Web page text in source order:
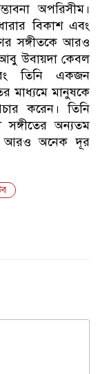
অপরিসীম।
বিকাশ এবং
সঙ্গীতকে আরও
উবায়দা কেবল
তিনি একজন
মাধ্যমে মানুষকে
করেন। তিনি
সঙ্গীতের অন্যতম
আরও অনেক দূর